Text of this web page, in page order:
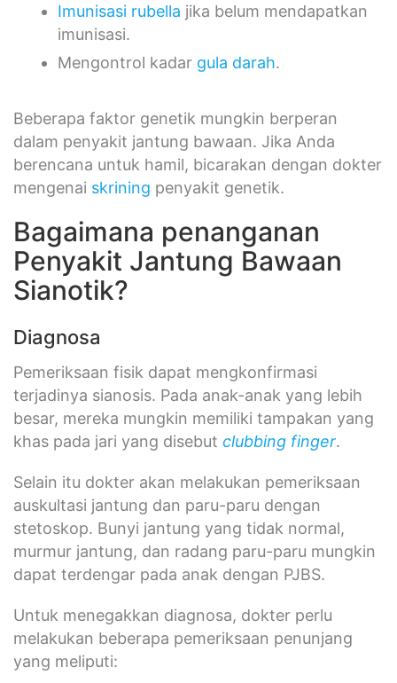
Imunisasi rubella jika belum mendapatkan
imunisasi.
Mengontrol kadar gula darah.
Beberapa faktor genetik mungkin berperan
dalam penyakit jantung bawaan. Jika Anda
berencana untuk hamil, bicarakan dengan dokter
mengenai skrining penyakit genetik.
Bagaimana penanganan
Penyakit Jantung Bawaan
Sianotik?
Diagnosa
Pemeriksaan fisik dapat mengkonfirmasi
terjadinya sianosis. Pada anak-anak yang lebih
besar, mereka mungkin memiliki tampakan yang
khas pada jari yang disebut clubbing finger.
Selain itu dokter akan melakukan pemeriksaan
auskultasi jantung dan paru-paru dengan
stetoskop. Bunyi jantung yang tidak normal,
murmur jantung, dan radang paru-paru mungkin
dapat terdengar pada anak dengan PJBS.
Untuk menegakkan diagnosa, dokter perlu
melakukan beberapa pemeriksaan penunjang
yang meliputi: